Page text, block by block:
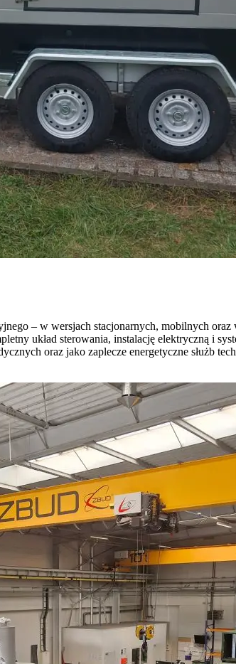
– w wersjach stacjonarnych, mobilnych
układ sterowania, instalację elektryczną i
oraz jako zaplecze energetyczne służb